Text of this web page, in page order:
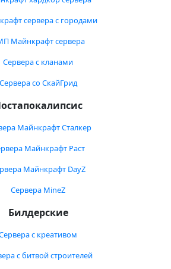
сервера с городами
Майнкрафт сервера
Сервера с кланами
Сервера со СкайГрид
Майнкрафт Сталкер
Майнкрафт Раст
Майнкрафт DayZ
Сервера MineZ
Билдерские
с креативом
с битвой строителей